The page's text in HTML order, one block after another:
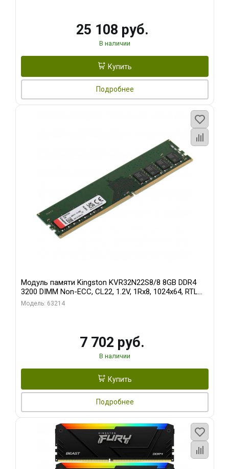
25 108 руб.
В наличии
Купить
Подробнее
Модуль памяти Kingston KVR32N22S8/8 8GB DDR4
3200 DIMM Non-ECC, CL22, 1.2V, 1Rx8, 1024x64, RTL
(296068)
Модель: 63214
7 702 руб.
В наличии
Купить
Подробнее